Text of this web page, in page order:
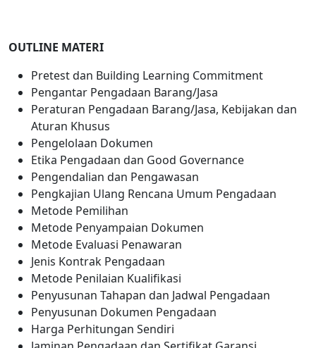
OUTLINE MATERI
Pretest dan Building Learning Commitment
Pengantar Pengadaan Barang/Jasa
Peraturan Pengadaan Barang/Jasa, Kebijakan dan
Aturan Khusus
Pengelolaan Dokumen
Etika Pengadaan dan Good Governance
Pengendalian dan Pengawasan
Pengkajian Ulang Rencana Umum Pengadaan
Metode Pemilihan
Metode Penyampaian Dokumen
Metode Evaluasi Penawaran
Jenis Kontrak Pengadaan
Metode Penilaian Kualifikasi
Penyusunan Tahapan dan Jadwal Pengadaan
Penyusunan Dokumen Pengadaan
Harga Perhitungan Sendiri